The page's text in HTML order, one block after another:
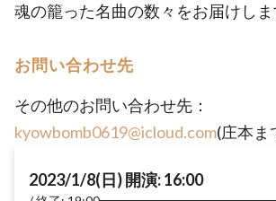
魂の籠った名曲の数々をお届けしま
お問い合わせ先
その他のお問い合わせ先：
kyowbomb0619@icloud.com(庄本ま
2023/1/8(日) 開演: 16:00